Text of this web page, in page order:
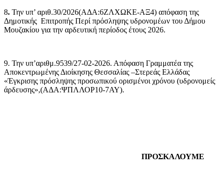
8. Την υπ’ αριθ.30/2026(ΑΔΑ:6ΖΛΧΩΚΕ-ΑΞ4) απόφαση της
Δημοτικής Επιτροπής Περί πρόσληψης υδρονομέων του Δήμου
Μουζακίου για την αρδευτική περίοδος έτους 2026.
9. Την υπ’αριθμ.9539/27-02-2026. Απόφαση Γραμματέα της
Αποκεντρωμένης Διοίκησης Θεσσαλίας –Στερεάς Ελλάδας
«Έγκρισης πρόσληψης προσωπικού ορισμένοι χρόνου (υδρονομείς
άρδευσης»,(ΑΔΑ:ΨΠΛΛΟΡ10-7ΑΥ).
ΠΡΟΣΚΑΛΟΥΜΕ